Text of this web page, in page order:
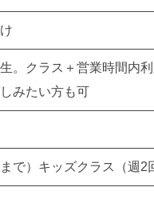
。クラス＋営業時間内
みたい方も可
で）キッズクラス（週2